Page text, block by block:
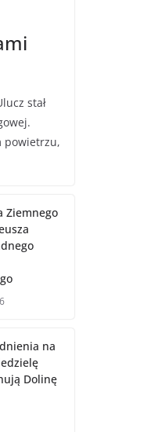
stał
powietrzu,
Ziemnego
na
Dolinę